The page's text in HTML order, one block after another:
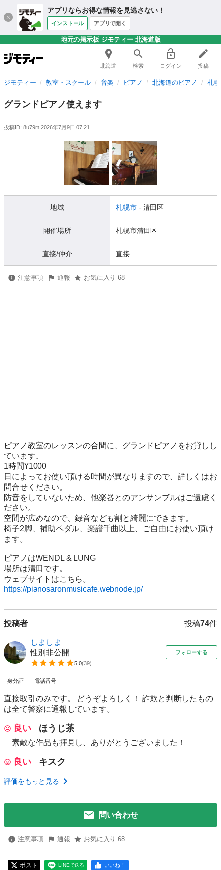
アプリならお得な情報を見逃さない！
インストール アプリで開く
地元の掲示板 ジモティー 北海道版
北海道 検索 ログイン 投稿
ジモティー 教室・スクール 音楽 ピアノ 北海道のピアノ 札
グランドピアノ使えます
投稿ID: 8u79m 2026年7月9日 07:21
地域 札幌市 - 清田区
開催場所 札幌市清田区
直接/仲介 直接
注意事項 通報 お気に入り 68
ピアノ教室のレッスンの合間に、グランドピアノをお貸しし
ています。
1時間¥1000
日によってお使い頂ける時間が異なりますので、詳しくはお
問合せください。
防音をしていないため、他楽器とのアンサンブルはご遠慮く
ださい。
空間が広めなので、録音なども割と綺麗にできます。
椅子2脚、補助ペダル、楽譜千曲以上、ご自由にお使い頂け
ます。
ピアノはWENDL & LUNG
場所は清田です。
https://pianosaronmusicafe.webnode.jp/
投稿者 投稿74件
しましま
性別非公開
5.0(39)
フォローする
身分証 電話番号
直接取引のみです。 どうぞよろしく！ 詐欺と判断したもの
は全て警察に通報しています。
良い ほうじ茶
素敵な作品も拝見し、ありがとうございました！
良い キスク
評価をもっと見る
問い合わせ
注意事項 通報 お気に入り 68
ポスト LINEで送る いいね！